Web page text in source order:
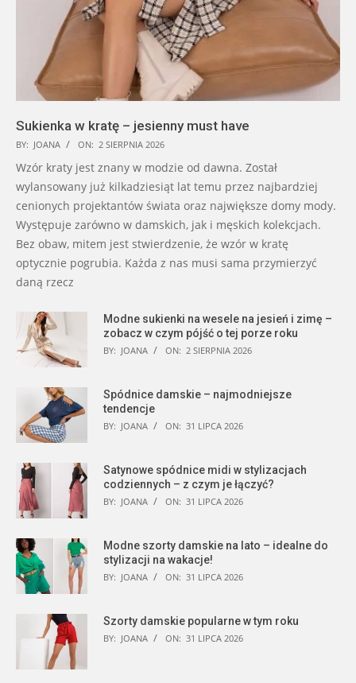
Sukienka w kratę – jesienny must have
BY: JOANA ON: 2 SIERPNIA 2026
Wzór kraty jest znany w modzie od dawna. Został
wylansowany już kilkadziesiąt lat temu przez najbardziej
cenionych projektantów świata oraz największe domy mody.
Występuje zarówno w damskich, jak i męskich kolekcjach.
Bez obaw, mitem jest stwierdzenie, że wzór w kratę
optycznie pogrubia. Każda z nas musi sama przymierzyć
daną rzecz
Modne sukienki na wesele na jesień i zimę –
zobacz w czym pójść o tej porze roku
BY: JOANA ON: 2 SIERPNIA 2026
Spódnice damskie – najmodniejsze
tendencje
BY: JOANA ON: 31 LIPCA 2026
Satynowe spódnice midi w stylizacjach
codziennych – z czym je łączyć?
BY: JOANA ON: 31 LIPCA 2026
Modne szorty damskie na lato – idealne do
stylizacji na wakacje!
BY: JOANA ON: 31 LIPCA 2026
Szorty damskie popularne w tym roku
BY: JOANA ON: 31 LIPCA 2026